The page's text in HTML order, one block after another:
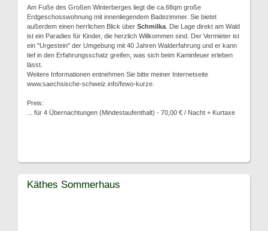
Am Fuße des Großen Winterberges liegt die ca.68qm große
Erdgeschosswohnung mit innenliegendem Badezimmer. Sie bietet
außerdem einen herrlichen Blick über Schmilka . Die Lage direkt am Wald
ist ein Paradies für Kinder, die herzlich Willkommen sind. Der Vermieter ist
ein "Urgestein" der Umgebung mit 40 Jahren Walderfahrung und er kann
tief in den Erfahrungsschatz greifen, was sich beim Kaminfeuer erleben
lässt.
Weitere Informationen entnehmen Sie bitte meiner Internetseite
www.saechsische-schweiz.info/fewo-kurze.
Preis:
... für 4 Übernachtungen (Mindestaufenthalt) - 70,00 € / Nacht + Kurtaxe
Käthes Sommerhaus